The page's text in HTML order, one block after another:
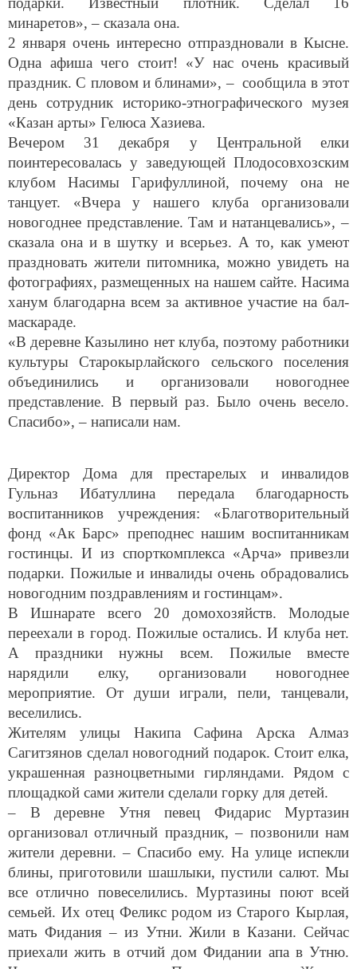
минаретов», – сказала она.
2 января очень интересно отпраздновали в Кысне.
Одна афиша чего стоит! «У нас очень красивый
праздник. С пловом и блинами», – сообщила в этот
день сотрудник историко-этнографического музея
«Казан арты» Гелюса Хазиева.
Вечером 31 декабря у Центральной елки
поинтересовалась у заведующей Плодосовхозским
клубом Насимы Гарифуллиной, почему она не
танцует. «Вчера у нашего клуба организовали
новогоднее представление. Там и натанцевались», –
сказала она и в шутку и всерьез. А то, как умеют
праздновать жители питомника, можно увидеть на
фотографиях, размещенных на нашем сайте. Насима
ханум благодарна всем за активное участие на бал-
маскараде.
«В деревне Казылино нет клуба, поэтому работники
культуры Старокырлайского сельского поселения
объединились и организовали новогоднее
представление. В первый раз. Было очень весело.
Спасибо», – написали нам.
Гульназ Ибатуллина передала благодарность
воспитанников учреждения: «Благотворительный
фонд «Ак Барс» преподнес нашим воспитанникам
гостинцы. И из спорткомплекса «Арча» привезли
подарки. Пожилые и инвалиды очень обрадовались
новогодним поздравлениям и гостинцам».
В Ишнарате всего 20 домохозяйств. Молодые
переехали в город. Пожилые остались. И клуба нет.
А праздники нужны всем. Пожилые вместе
нарядили елку, организовали новогоднее
мероприятие. От души играли, пели, танцевали,
веселились.
Жителям улицы Накипа Сафина Арска Алмаз
Сагитзянов сделал новогодний подарок. Стоит елка,
украшенная разноцветными гирляндами. Рядом с
площадкой сами жители сделали горку для детей.
– В деревне Утня певец Фидарис Муртазин
организовал отличный праздник, – позвонили нам
жители деревни. – Спасибо ему. На улице испекли
блины, приготовили шашлыки, пустили салют. Мы
все отлично повеселились. Муртазины поют всей
семьей. Их отец Феликс родом из Старого Кырлая,
мать Фидания – из Утни. Жили в Казани. Сейчас
приехали жить в отчий дом Фидании апа в Утню.
Часто приезжают дети. Примерная семья. Желаем